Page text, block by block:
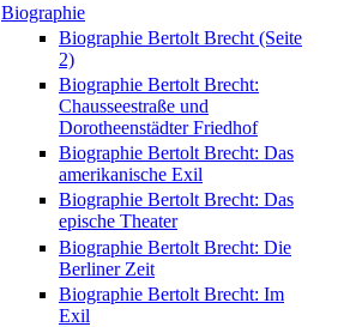
Biographie
Biographie Bertolt Brecht (Seite
2)
Biographie Bertolt Brecht:
Chausseestraße und
Dorotheenstädter Friedhof
Biographie Bertolt Brecht: Das
amerikanische Exil
Biographie Bertolt Brecht: Das
epische Theater
Biographie Bertolt Brecht: Die
Berliner Zeit
Biographie Bertolt Brecht: Im
Exil